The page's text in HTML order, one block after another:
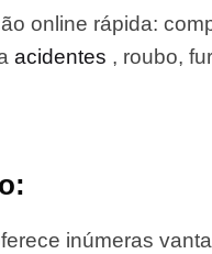
online rápida:
acidentes , roubo,
inúmeras